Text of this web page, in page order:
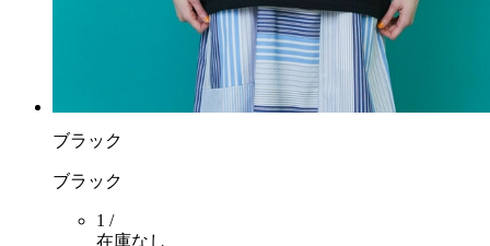
ブラック
ブラック
1 /
在庫なし